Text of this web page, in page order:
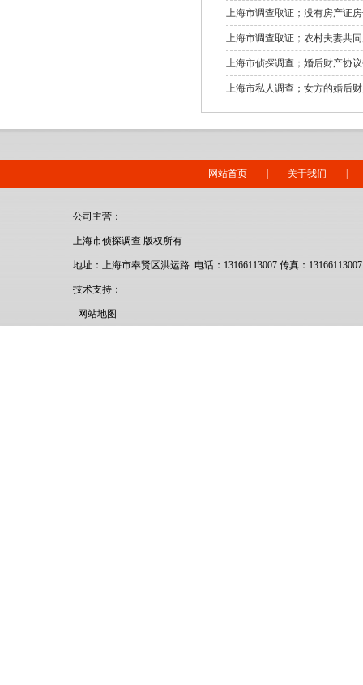
上海市调查取证；没有房产证
上海市调查取证；农村夫妻共
上海市侦探调查；婚后财产协
上海市私人调查；女方的婚后
网站首页 关于我们
公司主营：
上海市侦探调查 版权所有
地址：上海市奉贤区洪运路 电话：13166113007 传真：13166113007
技术支持：
网站地图